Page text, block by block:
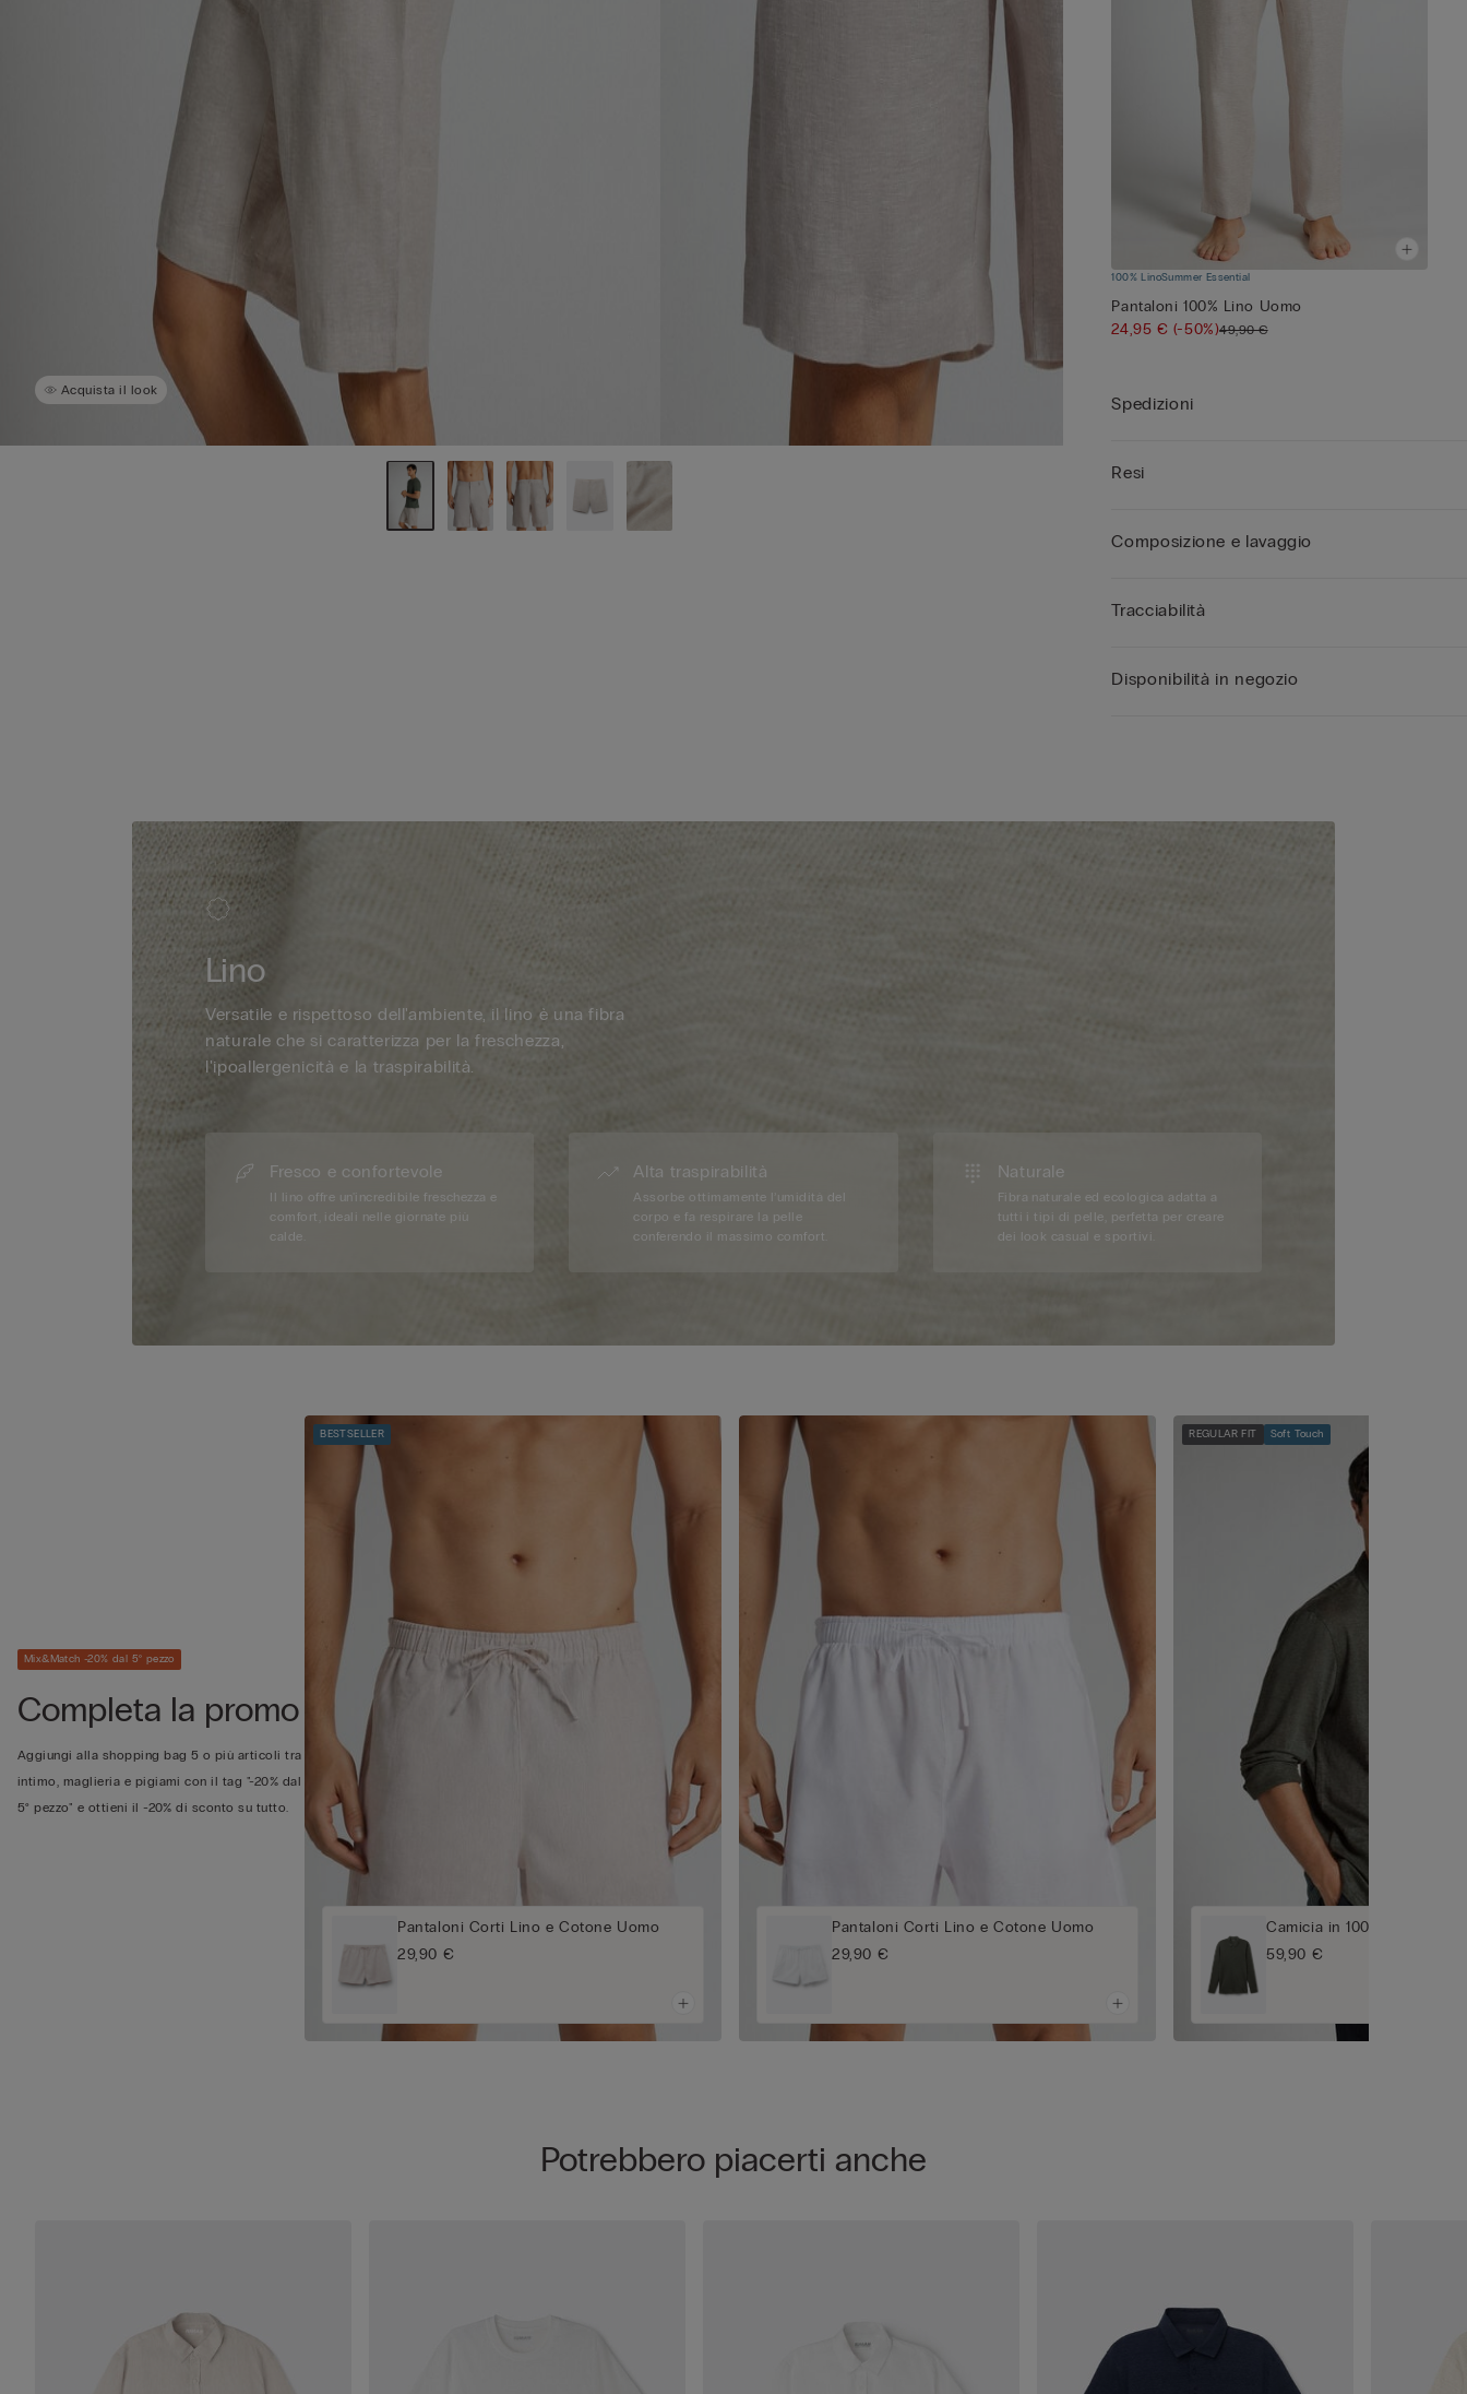
Acquista il look
100% LinoSummer Essential
Pantaloni 100% Lino Uomo
24,95 € (-50%)49,90 €
Spedizioni
Resi
Composizione e lavaggio
Tracciabilità
Disponibilità in negozio
Lino
Versatile e rispettoso dell'ambiente, il lino è una fibra
naturale che si caratterizza per la freschezza,
l'ipoallergenicità e la traspirabilità.
Fresco e confortevole
Il lino offre un'incredibile freschezza e
comfort, ideali nelle giornate più
calde.
Alta traspirabilità
Assorbe ottimamente l’umidità del
corpo e fa respirare la pelle
conferendo il massimo comfort.
Naturale
Fibra naturale ed ecologica adatta a
tutti i tipi di pelle, perfetta per creare
dei look casual e sportivi.
Mix&Match -20% dal 5° pezzo
Completa la promo
Aggiungi alla shopping bag 5 o più articoli tra
intimo, maglieria e pigiami con il tag "-20% dal
5° pezzo" e ottieni il -20% di sconto su tutto.
BESTSELLER
Pantaloni Corti Lino e Cotone Uomo
29,90 €
Pantaloni Corti Lino e Cotone Uomo
29,90 €
REGULAR FIT Soft Touch
Camicia in 100% Lino Soft
59,90 €
Potrebbero piacerti anche